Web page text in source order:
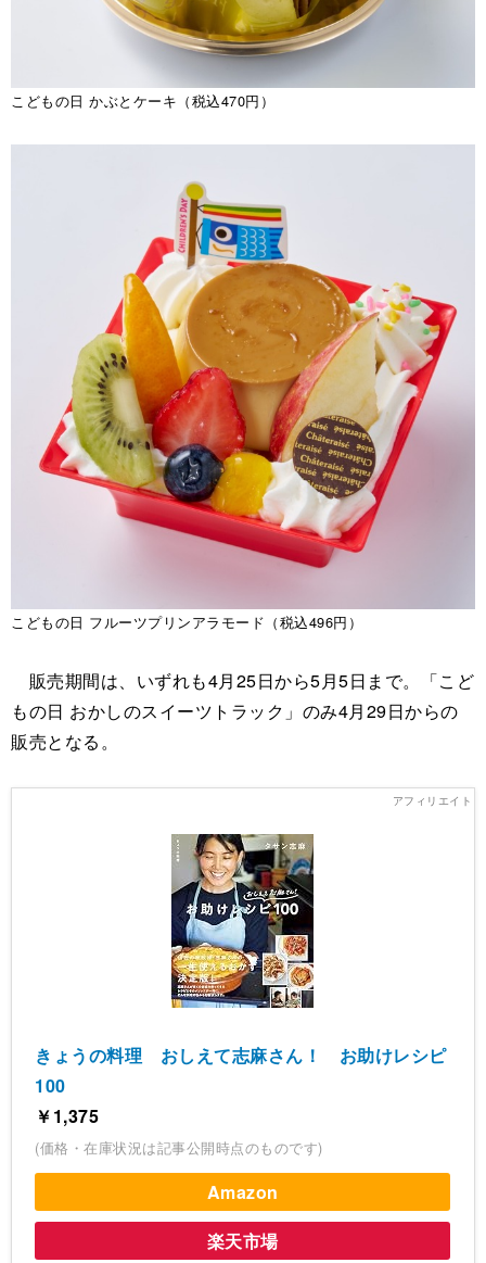
こどもの日 かぶとケーキ（税込470円）
こどもの日 フルーツプリンアラモード（税込496円）
販売期間は、いずれも4月25日から5月5日まで。「こど
もの日 おかしのスイーツトラック」のみ4月29日からの
販売となる。
きょうの料理 おしえて志麻さん！ お助けレシピ
100
￥1,375
(価格・在庫状況は記事公開時点のものです)
Amazon
楽天市場